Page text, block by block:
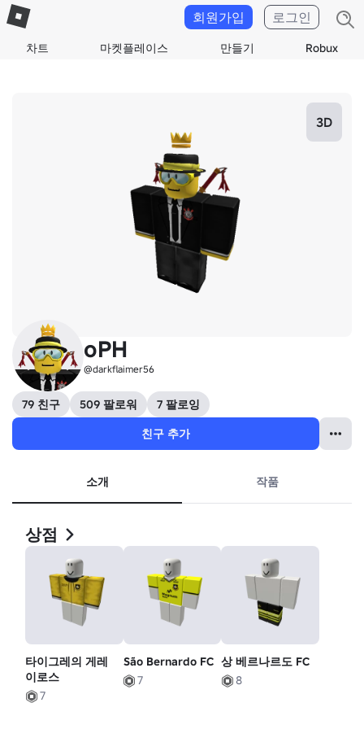
차트 마켓플레이스 만들기 Robux
회원가입 로그인
3D
oPH
@darkflaimer56
79 친구 509 팔로워
7 팔로잉
친구 추가
소개 작품
상점
타이그레의 게레
이로스
7
São Bernardo FC
7
상 베르나르도 FC
8